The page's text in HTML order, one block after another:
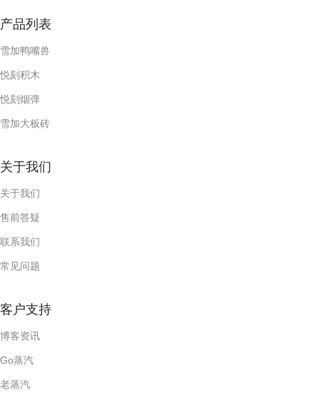
产品列表
雪加鸭嘴兽
悦刻积木
悦刻烟弹
雪加大板砖
关于我们
关于我们
售前答疑
联系我们
常见问题
客户支持
博客资讯
Go蒸汽
老蒸汽